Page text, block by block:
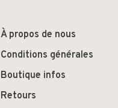
À propos de nous
Conditions générales
Boutique infos
Retours